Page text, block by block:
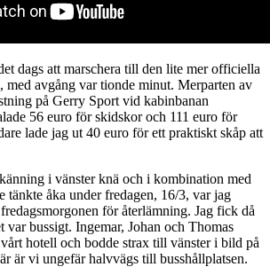
dags att marschera till den lite mer officiella
med avgång var tionde minut. Merparten av
på Gerry Sport vid kabinbanan
56 euro för skidskor och 111 euro för
lade jag ut 40 euro för ett praktiskt skåp att
i vänster knä och i kombination med
tänkte åka under fredagen, 16/3, var jag
för återlämning. Jag fick då
bussigt. Ingemar, Johan och Thomas
hotell och bodde strax till vänster i bild på
är vi ungefär halvvägs till busshållplatsen.